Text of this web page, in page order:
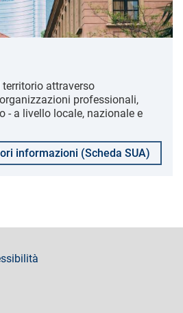
attraverso
professionali,
- a livello locale, nazionale e
informazioni (Scheda SUA)